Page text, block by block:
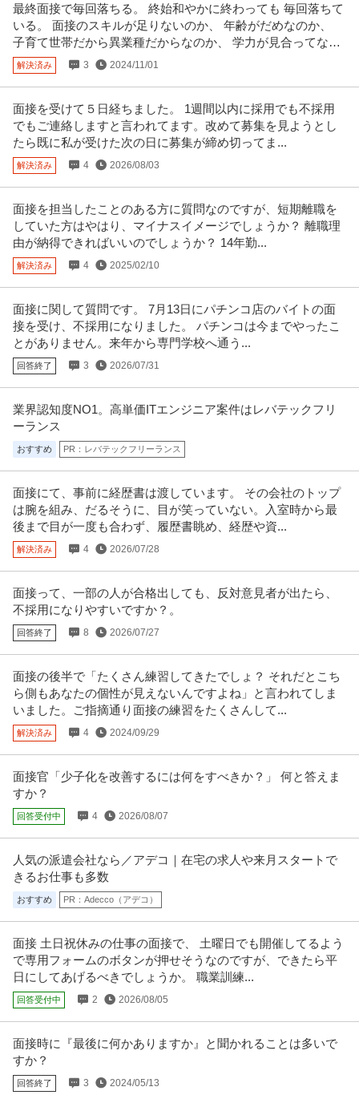
正社員 交通費支給 昇給あり ミドル活躍中
年収400万円〜620万円
株式会社スタッド ＜羽田空港＞施設保全サポート◆年休126日／土日祝休／
残業10H以下／内勤9割／
中野／現場品質検査（アパート）シニア活躍中／残業10h程度／
土日祝／”ホワイト企業”認定企業
株式会社レオパレス21
新着 正社員 交通費支給 昇給あり 在宅ワーク
年収579万円〜1,002万円
株式会社レオパレス21 【中野】現場品質検査（アパート）◆シニア活躍中｜
提供：doda
この条件の求人をもっと見る
最終面接で毎回落ちる。 終始和やかに終わっても 毎回落ちて
いる。 面接のスキルが足りないのか、 年齢がだめなのか、
子育て世帯だから異業種だからなのか、 学力が見合ってない
のか。
解決済み 3 2024/11/01
面接を受けて５日経ちました。 1週間以内に採用でも不採用
でもご連絡しますと言われてます。改めて募集を見ようとし
たら既に私が受けた次の日に募集が締め切ってま...
解決済み 4 2026/08/03
面接を担当したことのある方に質問なのですが、短期離職を
していた方はやはり、マイナスイメージでしょうか？ 離職理
由が納得できればいいのでしょうか？ 14年勤...
解決済み 4 2025/02/10
面接に関して質問です。 7月13日にパチンコ店のバイトの面
接を受け、不採用になりました。 パチンコは今までやったこ
とがありません。来年から専門学校へ通う...
回答終了 3 2026/07/31
業界認知度NO1。高単価ITエンジニア案件はレバテックフリ
ーランス
おすすめ PR：レバテックフリーランス
面接にて、事前に経歴書は渡しています。 その会社のトップ
は腕を組み、だるそうに、目が笑っていない。入室時から最
後まで目が一度も合わず、履歴書眺め、経歴や資...
解決済み 4 2026/07/28
面接って、一部の人が合格出しても、反対意見者が出たら、
不採用になりやすいですか？。
回答終了 8 2026/07/27
面接の後半で「たくさん練習してきたでしょ？ それだとこち
ら側もあなたの個性が見えないんですよね」と言われてしま
いました。ご指摘通り面接の練習をたくさんして...
解決済み 4 2024/09/29
面接官「少子化を改善するには何をすべきか？」 何と答えま
すか？
回答受付中 4 2026/08/07
人気の派遣会社なら／アデコ｜在宅の求人や来月スタートで
きるお仕事も多数
おすすめ PR：Adecco（アデコ）
面接 土日祝休みの仕事の面接で、 土曜日でも開催してるよう
で専用フォームのボタンが押せそうなのですが、できたら平
日にしてあげるべきでしょうか。 職業訓練...
回答受付中 2 2026/08/05
面接時に『最後に何かありますか』と聞かれることは多いで
すか？
回答終了 3 2024/05/13